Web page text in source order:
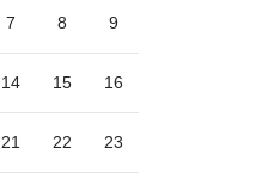
7 8 9
14 15 16
21 22 23